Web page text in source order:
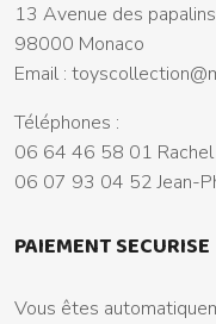
13 Avenue des papalins
98000 Monaco
Email :
Téléphones :
06 64 46 58 01 Rachel
06 07 93 04 52 Jean-
PAIEMENT SECURISE
Vous êtes